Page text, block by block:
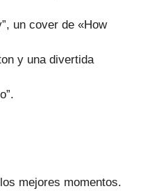
un cover de «How
y una divertida
mejores momentos.